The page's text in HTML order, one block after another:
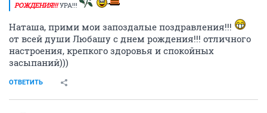
РОЖДЕНИЯ!!!УРА!!!
Наташа, прими мои запоздалые поздравления!!!
от всей души Любашу с днем рождения!!! отличного
настроения, крепкого здоровья и спокойных
засыпаний)))
ОТВЕТИТЬ